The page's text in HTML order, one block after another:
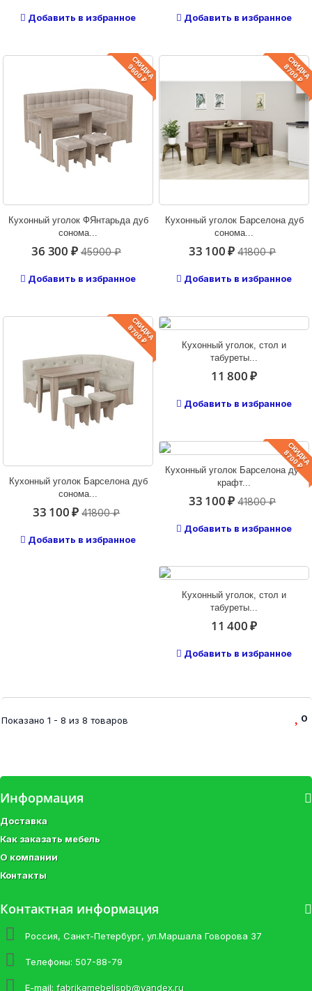
Добавить в избранное Добавить в избранное
СКИДКА
9600 ₽
Кухонный уголок ФЯнтарьда дуб
сонома...
36 300 ₽ 45900 ₽
Добавить в избранное
СКИДКА
8700 ₽
Кухонный уголок Барселона дуб
сонома...
33 100 ₽ 41800 ₽
Добавить в избранное
СКИДКА
8700 ₽
Кухонный уголок Барселона дуб
сонома...
33 100 ₽ 41800 ₽
Добавить в избранное
Кухонный уголок, стол и
табуреты...
11 800 ₽
Добавить в избранное
СКИДКА
8700 ₽
Кухонный уголок Барселона дуб
крафт...
33 100 ₽ 41800 ₽
Добавить в избранное
Кухонный уголок, стол и
табуреты...
11 400 ₽
Добавить в избранное
0
Показано 1 - 8 из 8 товаров
Информация
Доставка
Как заказать мебель
О компании
Контакты
Контактная информация
Россия, Санкт-Петербург, ул.Маршала Говорова 37
Телефоны: 507-88-79
E-mail: fabrikamebelispb@yandex.ru